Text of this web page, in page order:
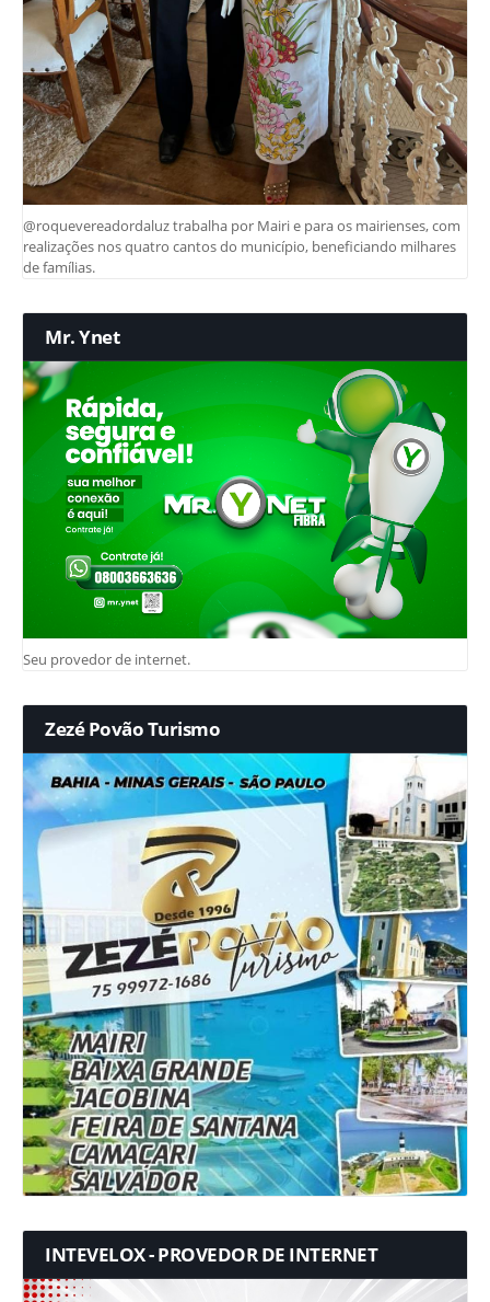
@roquevereadordaluz trabalha por Mairi e para os mairienses, com
realizações nos quatro cantos do município, beneficiando milhares
de famílias.
Mr. Ynet
Seu provedor de internet.
Zezé Povão Turismo
INTEVELOX - PROVEDOR DE INTERNET